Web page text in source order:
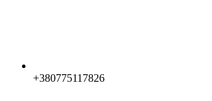
+380775117826